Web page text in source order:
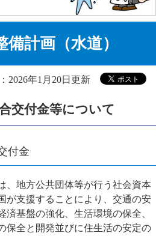
計画（水道）
2026年1月20日更新
交付金等について
付金
、地方公共団体等が行う社会資本
が支援することにより、交通の安
済基盤の強化、生活環境の保全、
保全と開発並びに住生活の安定の